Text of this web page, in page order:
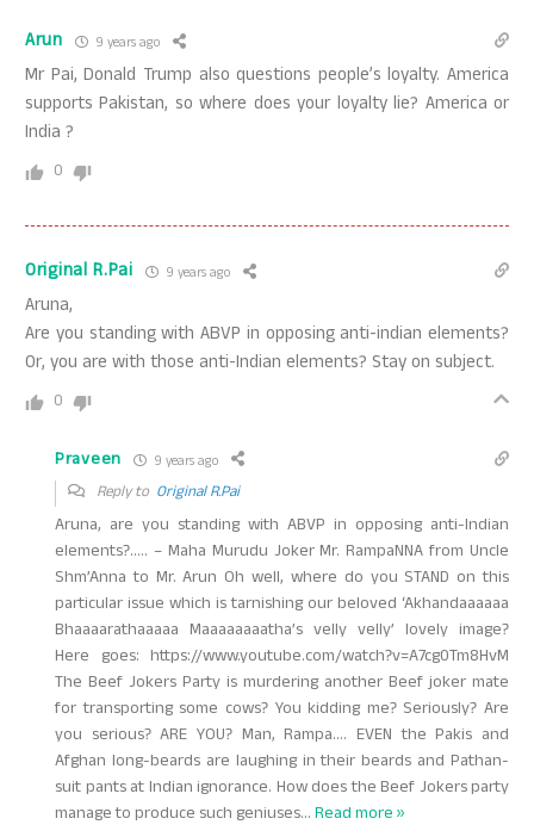
Arun 9 years ago
Mr Pai, Donald Trump also questions people’s loyalty. America
supports Pakistan, so where does your loyalty lie? America or
India ?
0
Original R.Pai 9 years ago
Aruna,
Are you standing with ABVP in opposing anti-indian elements?
Or, you are with those anti-Indian elements? Stay on subject.
0
Praveen 9 years ago
Reply to Original R.Pai
Aruna, are you standing with ABVP in opposing anti-Indian
elements?….. – Maha Murudu Joker Mr. RampaNNA from Uncle
Shm’Anna to Mr. Arun Oh well, where do you STAND on this
particular issue which is tarnishing our beloved ‘Akhandaaaaaa
Bhaaaarathaaaaa Maaaaaaaatha’s velly velly’ lovely image?
Here goes: https://www.youtube.com/watch?v=A7cg0Tm8HvM
The Beef Jokers Party is murdering another Beef joker mate
for transporting some cows? You kidding me? Seriously? Are
you serious? ARE YOU? Man, Rampa…. EVEN the Pakis and
Afghan long-beards are laughing in their beards and Pathan-
suit pants at Indian ignorance. How does the Beef Jokers party
manage to produce such geniuses…Read more »